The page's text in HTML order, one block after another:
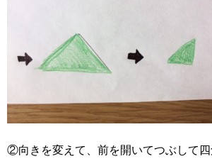
②向きを変えて、前を開いてつぶして四